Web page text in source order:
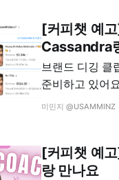
[커피챗 예
Cassandra
브랜드 디깅 클
준비하고 있어
전이시라면 이
미민지 @USAMMINZ
[커피챗 예
랑 만나요